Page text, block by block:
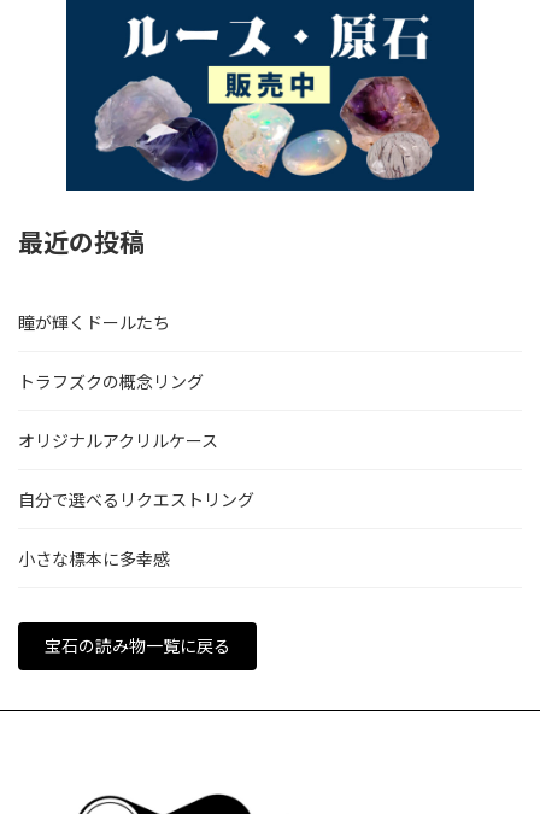
最近の投稿
瞳が輝くドールたち
トラフズクの概念リング
オリジナルアクリルケース
自分で選べるリクエストリング
小さな標本に多幸感
宝石の読み物一覧に戻る